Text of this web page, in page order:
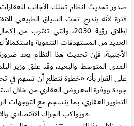
صدور تحديث لنظام تملك الأجانب
فترة لأنه يندرج تحت السياق الطبيعي
إطلاق رؤية 2030، والتي
العديد من المستهدفات التنموية
الأجنبية، فإن تحديث هذا النظام يعد
المدى المتوسط والبعيد، وقد علق وزير
على القرار بأنه «خطوة نتطلع أن تسهم في
جودة ووفرة المعروض العقاري من خلال
التطوير العقاري، بما ينسجم مع التوجهات
ويواكب الحِراك الاقتصادي والاستثماري في ظل رؤية 2030».